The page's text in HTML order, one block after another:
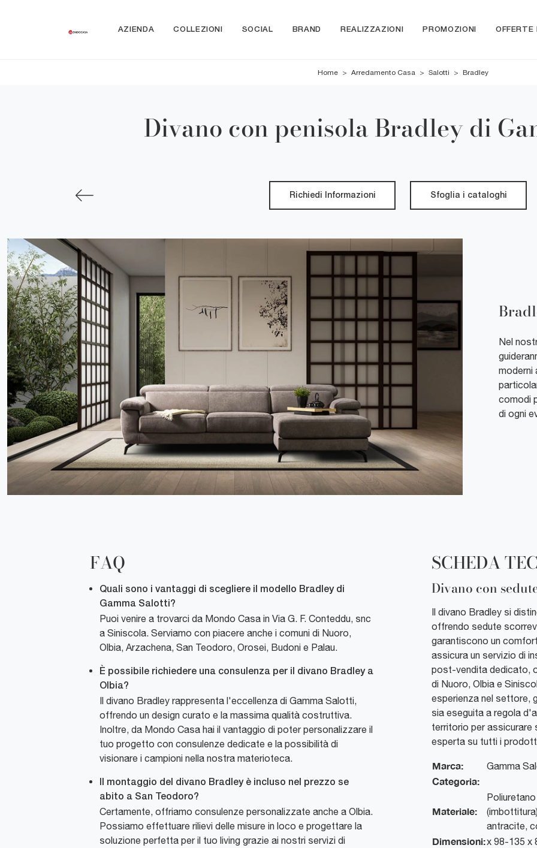
AZIENDA COLLEZIONI SOCIAL BRAND REALIZZAZIONI PROMOZIONI OFFERTE
Home > Arredamento Casa > Salotti > Bradley
Divano con penisola Bradley di
Richiedi Informazioni Sfoglia i cataloghi
Nel
moderni
comodi
di ogni
FAQ
Quali sono i vantaggi di scegliere il modello Bradley di
Gamma Salotti?
Puoi venire a trovarci da Mondo Casa in Via G. F. Conteddu, snc
a Siniscola. Serviamo con piacere anche i comuni di Nuoro,
Olbia, Arzachena, San Teodoro, Orosei, Budoni e Palau.
È possibile richiedere una consulenza per il divano Bradley a
Olbia?
Il divano Bradley rappresenta l'eccellenza di Gamma Salotti,
offrendo un design curato e la massima qualità costruttiva.
Inoltre, da Mondo Casa hai il vantaggio di poter personalizzare il
tuo progetto con consulenze dedicate e la possibilità di
visionare i campioni nella nostra materioteca.
Il montaggio del divano Bradley è incluso nel prezzo se
abito a San Teodoro?
Certamente, offriamo consulenze personalizzate anche a Olbia.
Possiamo effettuare rilievi delle misure in loco e progettare la
soluzione perfetta per il tuo living grazie ai nostri servizi di
SCHEDA
Divano con
Il divano Bradley si
offrendo sedute
garantiscono un
assicura un servizio di
post-vendita dedicato,
di Nuoro, Olbia e
esperienza nel settore,
sia eseguita a regola
territorio per
esperta su tutti i
Marca: Gamma
Categoria:
Materiale:
antracite,
Dimensioni:x 98-135 x